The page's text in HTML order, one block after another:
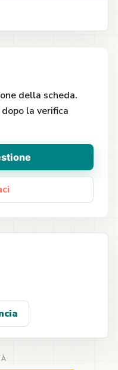
della scheda.
la verifica